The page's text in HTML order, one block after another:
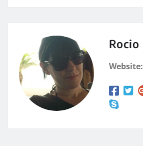
Rocio
Website: